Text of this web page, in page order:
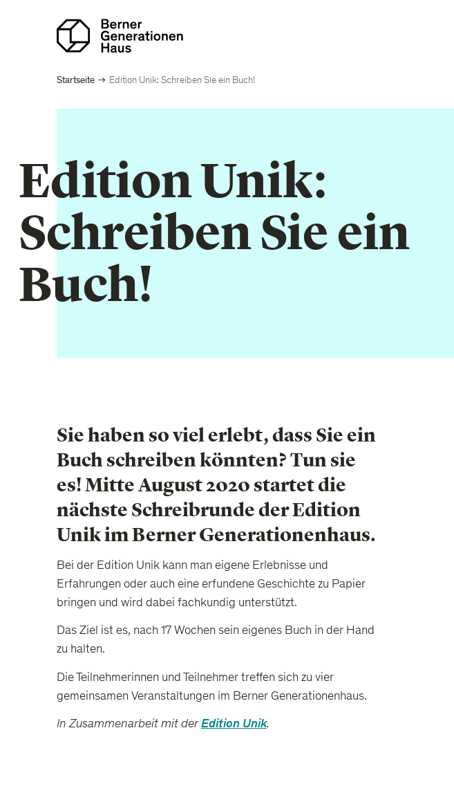
Pfadnavigation
Startseite Edition Unik: Schreiben Sie ein Buch!
Edition Unik:
Schreiben Sie ein
Buch!
Sie haben so viel erlebt, dass Sie ein
Buch schreiben könnten? Tun sie
es! Mitte August 2020 startet die
nächste Schreibrunde der Edition
Unik im Berner Generationenhaus.
Bei der Edition Unik kann man eigene Erlebnisse und
Erfahrungen oder auch eine erfundene Geschichte zu Papier
bringen und wird dabei fachkundig unterstützt.
Das Ziel ist es, nach 17 Wochen sein eigenes Buch in der Hand
zu halten.
Die Teilnehmerinnen und Teilnehmer treffen sich zu vier
gemeinsamen Veranstaltungen im Berner Generationenhaus.
In Zusammenarbeit mit derEdition Unik.